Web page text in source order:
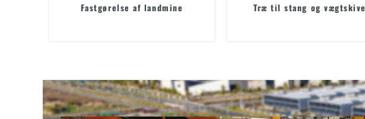
Fastgørelse af landmine Træ til stang og vægtskive